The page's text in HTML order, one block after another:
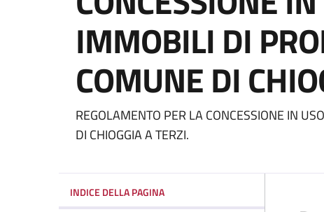
IMMOBILI DI
COMUNE DI
Dettagli del
REGOLAMENTO PER LA CONCESSIONE IN
DI CHIOGGIA A TERZI.
INDICE DELLA PAGINA